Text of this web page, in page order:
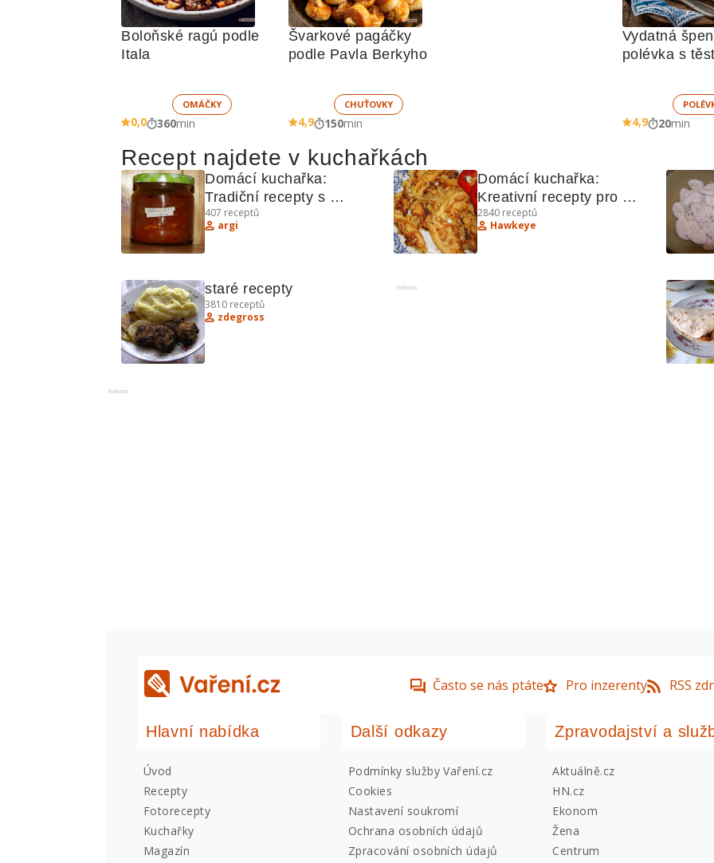
Boloňské ragú podle
Itala
OMÁČKY
0,0 360min
Švarkové pagáčky
podle Pavla Berkyho
CHUŤOVKY
4,9 150min
Vydatná
4,9 20min
Recept najdete v kuchařkách
Domácí kuchařka:
Tradiční recepty s
kuřetem, fazolemi a
sladkými dezerty
407 receptů
argi
Domácí kuchařka:
Kreativní recepty pro
každý den
2840 receptů
Hawkeye
staré recepty
3810 receptů
zdegross
Reklama
Reklama
Často se nás ptáte Pro inzerenty RSS
Hlavní nabídka
Úvod
Recepty
Fotorecepty
Kuchařky
Magazín
Další odkazy
Podmínky služby Vaření.cz
Cookies
Nastavení soukromí
Ochrana osobních údajů
Zpracování osobních údajů
Zpravodajství a
Aktuálně.cz
HN.cz
Ekonom
Žena
Centrum